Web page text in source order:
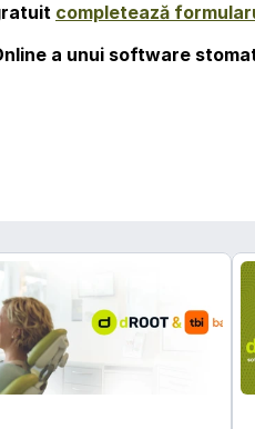
completează
a unui software